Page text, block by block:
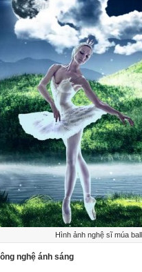
Hình ảnh nghệ sĩ múa
nghệ ánh sáng